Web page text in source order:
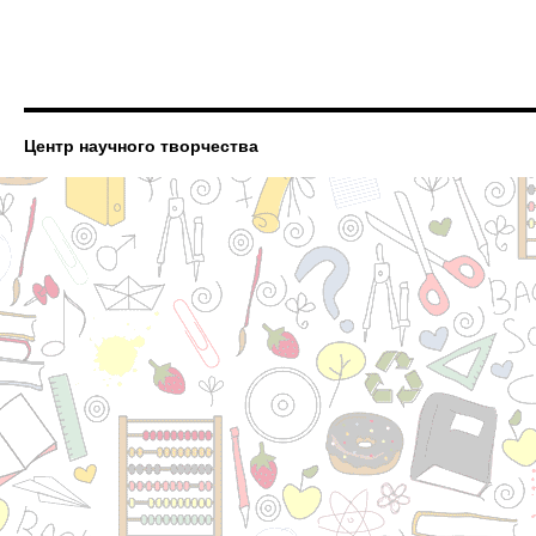
Центр научного творчества